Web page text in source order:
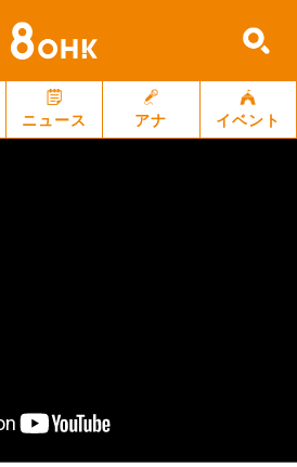
ニュース アナ イベント